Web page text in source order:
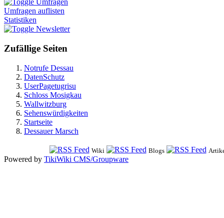
Umfragen
Umfragen auflisten
Statistiken
Newsletter
Zufällige Seiten
Notrufe Dessau
DatenSchutz
UserPagetugrisu
Schloss Mosigkau
Wallwitzburg
Sehenswürdigkeiten
Startseite
Dessauer Marsch
Wiki Blogs
Powered by TikiWiki CMS/Groupware